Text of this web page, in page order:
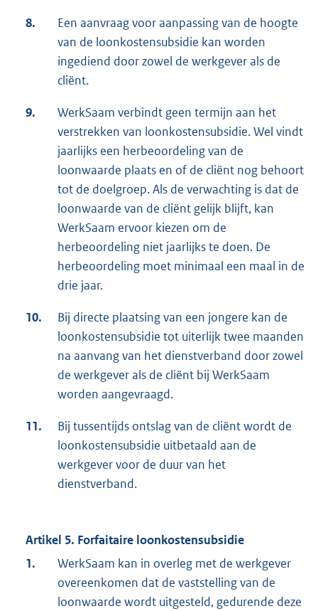
8.
Een aanvraag voor aanpassing van de hoogte
van de loonkostensubsidie kan worden
ingediend door zowel de werkgever als de
cliënt.
9.
WerkSaam verbindt geen termijn aan het
verstrekken van loonkostensubsidie. Wel vindt
jaarlijks een herbeoordeling van de
loonwaarde plaats en of de cliënt nog behoort
tot de doelgroep. Als de verwachting is dat de
loonwaarde van de cliënt gelijk blijft, kan
WerkSaam ervoor kiezen om de
herbeoordeling niet jaarlijks te doen. De
herbeoordeling moet minimaal een maal in de
drie jaar.
10.
Bij directe plaatsing van een jongere kan de
loonkostensubsidie tot uiterlijk twee maanden
na aanvang van het dienstverband door zowel
de werkgever als de cliënt bij WerkSaam
worden aangevraagd.
11.
Bij tussentijds ontslag van de cliënt wordt de
loonkostensubsidie uitbetaald aan de
werkgever voor de duur van het
dienstverband.
Artikel 5. Forfaitaire loonkostensubsidie
1.
WerkSaam kan in overleg met de werkgever
overeenkomen dat de vaststelling van de
loonwaarde wordt uitgesteld, gedurende deze